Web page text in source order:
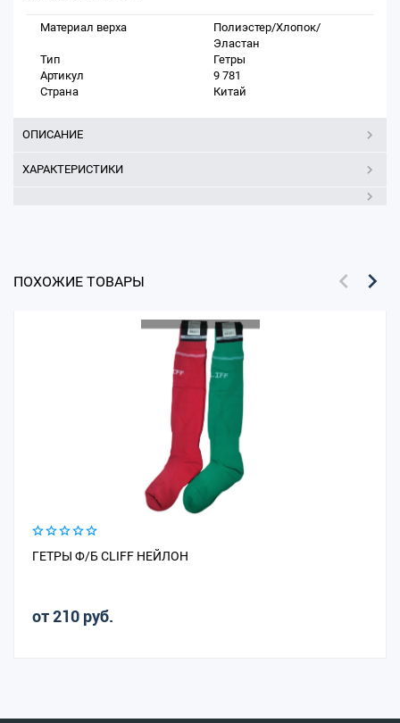
Материал верха
Полиэстер/Хлопок/
Эластан
Тип
Гетры
Артикул
9 781
Страна
Китай
ОПИСАНИЕ
ХАРАКТЕРИСТИКИ
ПОХОЖИЕ ТОВАРЫ
ГЕТРЫ Ф/Б CLIFF НЕЙЛОН
от 210 руб.